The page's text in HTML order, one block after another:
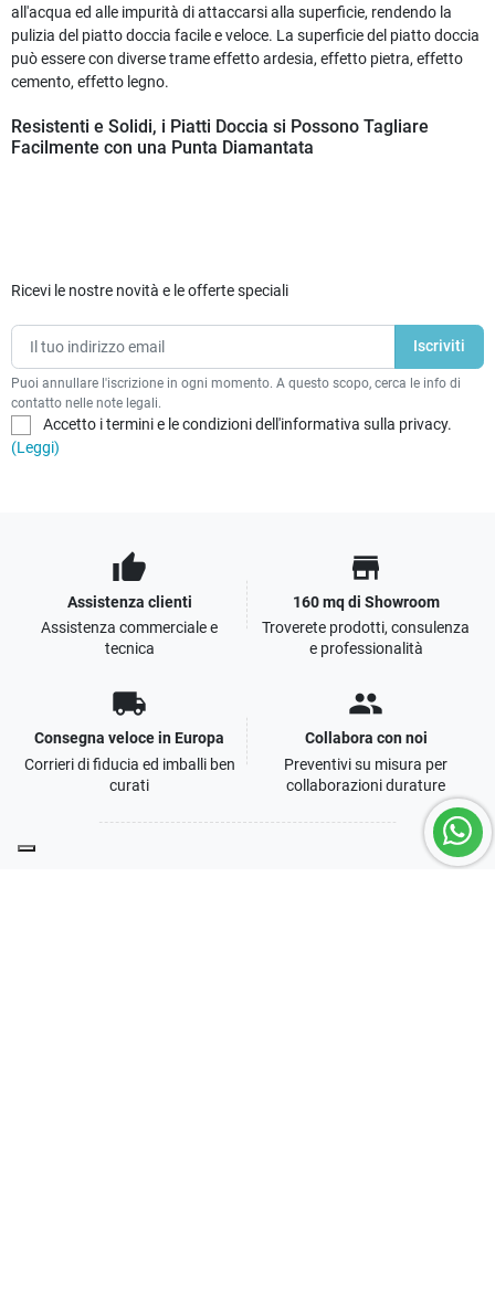
all'acqua ed alle impurità di attaccarsi alla superficie, rendendo la
pulizia del piatto doccia facile e veloce. La superficie del piatto doccia
può essere con diverse trame effetto ardesia, effetto pietra, effetto
cemento, effetto legno.
Resistenti e Solidi, i Piatti Doccia si Possono Tagliare
Facilmente con una Punta Diamantata
Ricevi le nostre novità e le offerte speciali
Puoi annullare l'iscrizione in ogni momento. A questo scopo, cerca le info di
contatto nelle note legali.
Accetto i termini e le condizioni dell'informativa sulla privacy.
(Leggi)
thumb_up
Assistenza clienti
Assistenza commerciale e
tecnica
store
160 mq di Showroom
Troverete prodotti, consulenza
e professionalità
local_shipping
Consegna veloce in Europa
Corrieri di fiducia ed imballi ben
curati
people
Collabora con noi
Preventivi su misura per
collaborazioni durature